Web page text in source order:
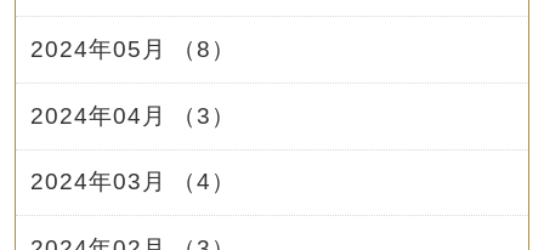
2024年05月 （8）
2024年04月 （3）
2024年03月 （4）